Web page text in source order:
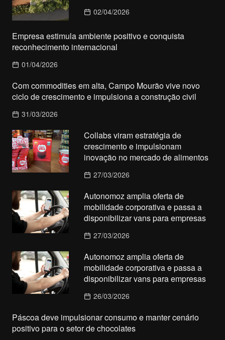
02/04/2026
Empresa estimula ambiente positivo e conquista
reconhecimento internacional
01/04/2026
Com commodities em alta, Campo Mourão vive novo
ciclo de crescimento e impulsiona a construção civil
31/03/2026
Collabs viram estratégia de
crescimento e impulsionam
inovação no mercado de alimentos
27/03/2026
Autonomoz amplia oferta de
mobilidade corporativa e passa a
disponibilizar vans para empresas
27/03/2026
Autonomoz amplia oferta de
mobilidade corporativa e passa a
disponibilizar vans para empresas
26/03/2026
Páscoa deve impulsionar consumo e manter cenário
positivo para o setor de chocolates